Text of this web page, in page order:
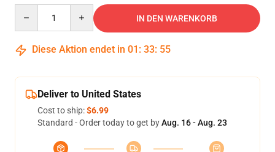
IN DEN WARENKORB
Diese Aktion endet in 01 : 33: 54
Deliver to United States
Cost to ship:$6.99
Standard - Order today to get byAug. 16 - Aug. 23